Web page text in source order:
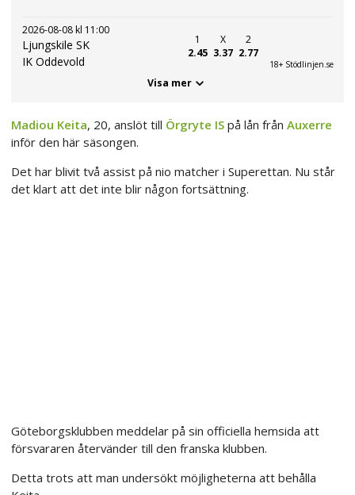
2026-08-08 kl 11:00
Ljungskile SK
IK Oddevold
1
2.45
X
3.37
2
2.77
18+ Stödlinjen.se
Visa mer
Madiou Keita, 20, anslöt till Örgryte IS på lån från Auxerre
inför den här säsongen.
Det har blivit två assist på nio matcher i Superettan. Nu står
det klart att det inte blir någon fortsättning.
Göteborgsklubben meddelar på sin officiella hemsida att
försvararen återvänder till den franska klubben.
Detta trots att man undersökt möjligheterna att behålla